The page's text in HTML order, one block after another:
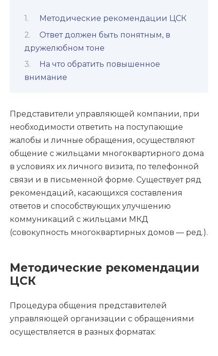
Методические рекомендации ЦСК
Ответ должен быть понятным, в
дружелюбном тоне
На что обратить повышенное
внимание
Представители управляющей компании, при
необходимости ответить на поступающие
жалобы и личные обращения, осуществляют
общение с жильцами многоквартирного дома
в условиях их личного визита, по телефонной
связи и в письменной форме. Существует ряд
рекомендаций, касающихся составления
ответов и способствующих улучшению
коммуникаций с жильцами МКД
(совокупность многоквартирных домов — ред.).
Методические рекомендации
ЦСК
Процедура общения представителей
управляющей организации с обращениями
осуществляется в разных форматах: